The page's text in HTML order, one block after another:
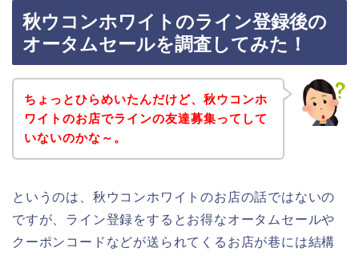
秋ウコンホワイトのライン登録後の
オータムセールを調査してみた！
ちょっとひらめいたんだけど、秋ウコンホ
ワイトのお店でラインの友達募集ってして
いないのかな～。
というのは、秋ウコンホワイトのお店の話ではないの
ですが、ライン登録をするとお得なオータムセールや
クーポンコードなどが送られてくるお店が巷には結構